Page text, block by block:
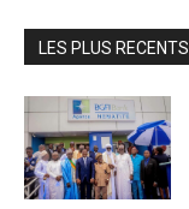
LES PLUS RECENTS